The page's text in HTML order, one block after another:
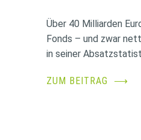
Über 40 Milliarden
Fonds – und zwar
in seiner
ZUM BEITRAG ⟶